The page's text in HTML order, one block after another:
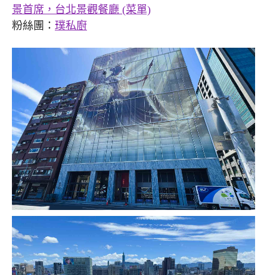
景首席，台北景觀餐廳 (菜單)
粉絲團： 璞私廚